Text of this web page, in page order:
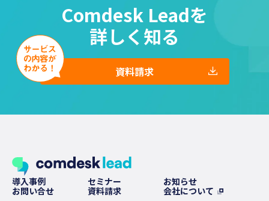
Comdesk Leadを
詳しく知る
資料請求
導入事例 セミナー
お知らせ
お問い合せ
資料請求 会社について